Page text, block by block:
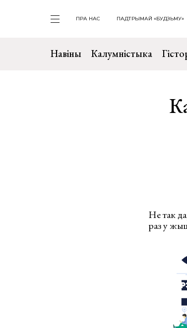
ПРА НАС ПАДТРЫМАЙ «БУДЗЬМУ»
Навіны Калумністыка
Не так
раз у